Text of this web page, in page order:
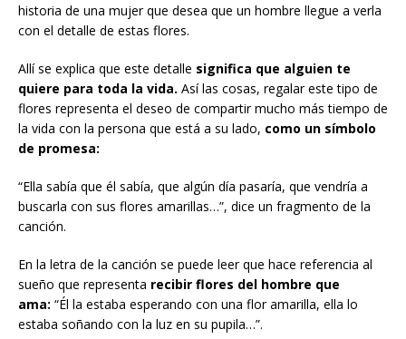
historia de una mujer que desea que un hombre llegue a verla
con el detalle de estas flores.
Allí se explica que este detalle significa que alguien te
quiere para toda la vida. Así las cosas, regalar este tipo de
flores representa el deseo de compartir mucho más tiempo de
la vida con la persona que está a su lado, como un símbolo
de promesa:
“Ella sabía que él sabía, que algún día pasaría, que vendría a
buscarla con sus flores amarillas…”, dice un fragmento de la
canción.
En la letra de la canción se puede leer que hace referencia al
sueño que representa recibir flores del hombre que
ama: “Él la estaba esperando con una flor amarilla, ella lo
estaba soñando con la luz en su pupila…”.